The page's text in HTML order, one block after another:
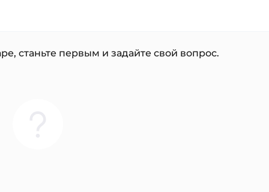
станьте первым и задайте свой вопрос.